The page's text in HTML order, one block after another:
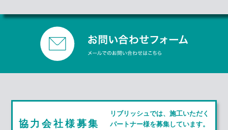
O
e
ク
協力会社様募集
リブリッシュでは、施工いただく
パートナー様を募集しています。